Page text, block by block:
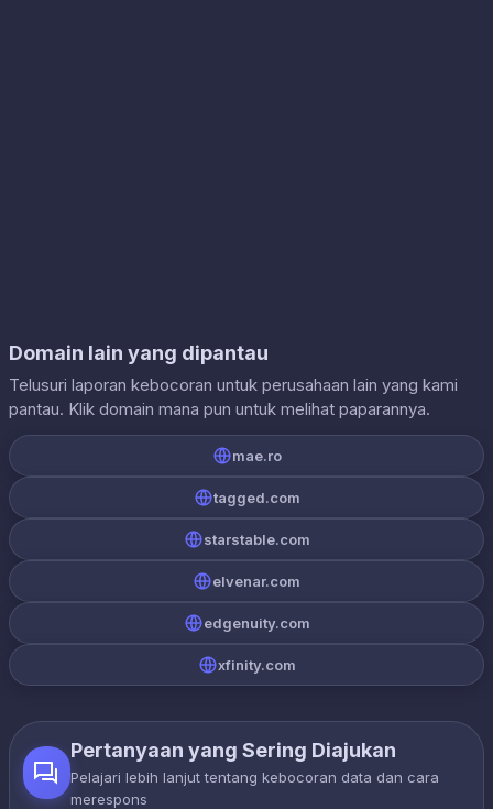
Domain lain yang dipantau
Telusuri laporan kebocoran untuk perusahaan lain yang kami
pantau. Klik domain mana pun untuk melihat paparannya.
mae.ro
tagged.com
starstable.com
elvenar.com
edgenuity.com
xfinity.com
Pertanyaan yang Sering Diajukan
Pelajari lebih lanjut tentang kebocoran data dan cara
merespons